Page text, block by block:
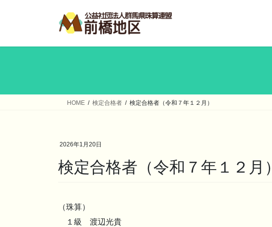
HOME 検定合格者 検定合格者（令和７年１２月）
2026年1月20日
検定合格者（令和７年１２月）
（珠算）
１級 渡辺光貴